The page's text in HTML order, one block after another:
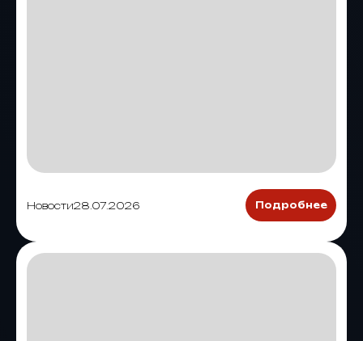
Новости28.07.2026 Подробнее